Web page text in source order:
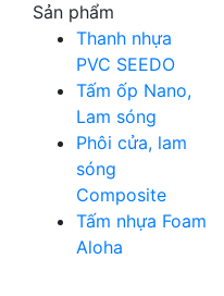
Sản phẩm
Thanh nhựa
PVC SEEDO
Tấm ốp Nano,
Lam sóng
Phôi cửa, lam
sóng
Composite
Tấm nhựa Foam
Aloha